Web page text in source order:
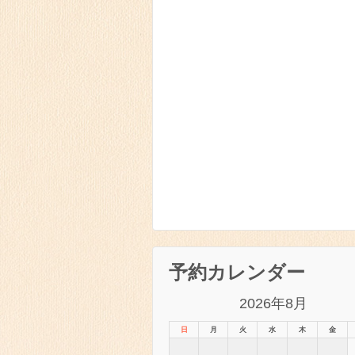
予約カレンダー
2026年8月
日 月 火 水 木 金